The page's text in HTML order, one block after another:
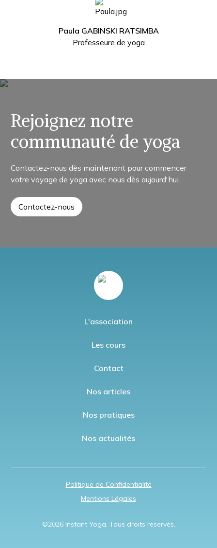
Paula GABINSKI RATSIMBA
Professeure de yoga
Rejoignez notre
communauté de yoga
Contactez-nous dès maintenant pour commencer
votre voyage de yoga avec nous dès aujourd'hui.
Contactez-nous
L'association
Les cours
Contact
Nos articles
Nos pratiques
Nos actualités
©2026Instant Yoga. Tous droits réservés.
Mentions Légales
Politique de Confidentialité